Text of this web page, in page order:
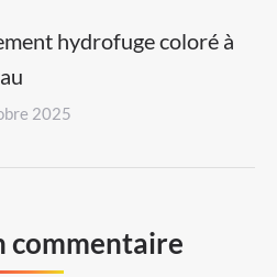
hydrofuge coloré à
2025
commentaire